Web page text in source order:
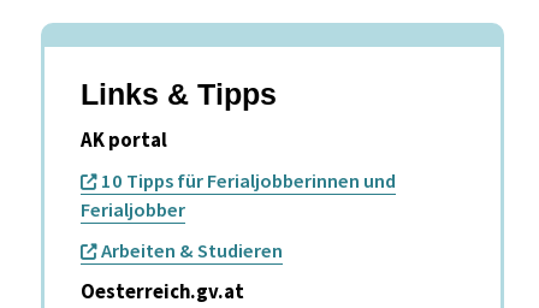
Links & Tipps
AK portal
10 Tipps für Ferialjobberinnen und
Ferialjobber
Arbeiten & Studieren
Oesterreich.gv.at